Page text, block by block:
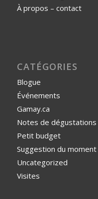
À propos – contact
CATÉGORIES
Blogue
Événements
Gamay.ca
Notes de dégustations
Petit budget
Suggestion du moment
Uncategorized
Visites